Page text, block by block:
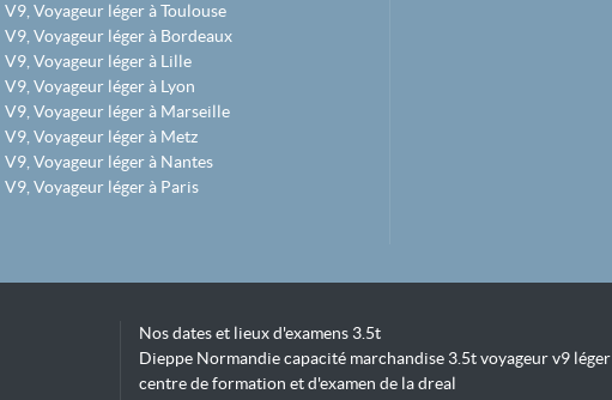
V9, Voyageur léger à Toulouse
V9, Voyageur léger à Bordeaux
V9, Voyageur léger à Lille
V9, Voyageur léger à Lyon
V9, Voyageur léger à Marseille
V9, Voyageur léger à Metz
V9, Voyageur léger à Nantes
V9, Voyageur léger à Paris
Nos dates et lieux d'examens 3.5t
Dieppe Normandie capacité marchandise 3.5t voyageur v9 léger
centre de formation et d'examen de la dreal